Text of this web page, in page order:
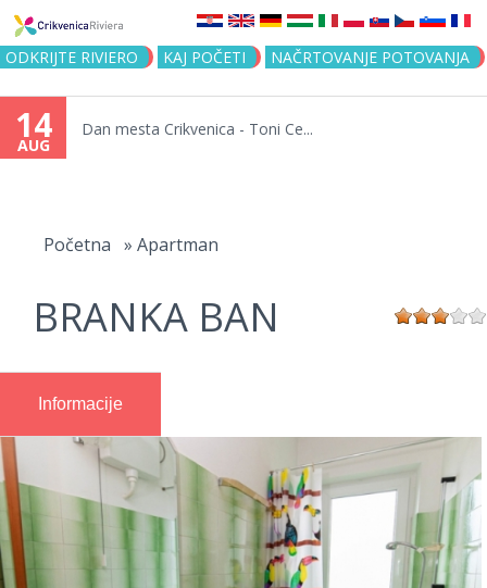
Jump to navigation
ODKRIJTE RIVIERO KAJ POČETI NAČRTOVANJE POTOVANJA
14
AUG
Dan mesta Crikvenica - Toni Ce...
Početna » Apartman
BRANKA BAN
Informacije